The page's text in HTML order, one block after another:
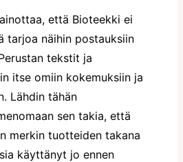
että Bioteekki ei
tarjoa näihin postauksiin
tekstit ja
itse omiin kokemuksiin ja
Lähdin tähän
sen takia, että
merkin tuotteiden takana
käyttänyt jo ennen